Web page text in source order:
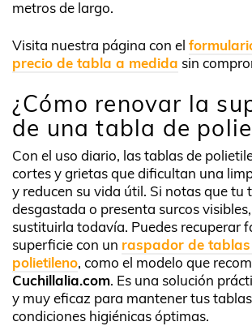
metros de largo.
Visita nuestra página con el
precio de tabla a medida sin
¿Cómo renovar la
de una tabla de
Con el uso diario, las tablas de
cortes y grietas que dificultan una
y reducen su vida útil. Si notas que tu
desgastada o presenta surcos
sustituirla todavía. Puedes recuperar
superficie con un raspador de
polietileno, como el modelo que
Cuchillalia.com. Es una solución
y muy eficaz para mantener tus
condiciones higiénicas óptimas.